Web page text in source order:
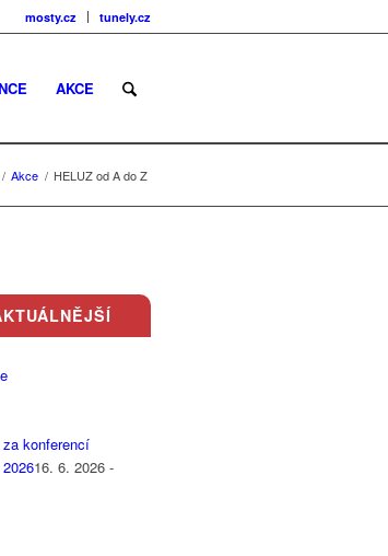
mosty.cz tunely.cz
AKCE
/ Akce / HELUZ od A do Z
konferencí
16. 6. 2026 -